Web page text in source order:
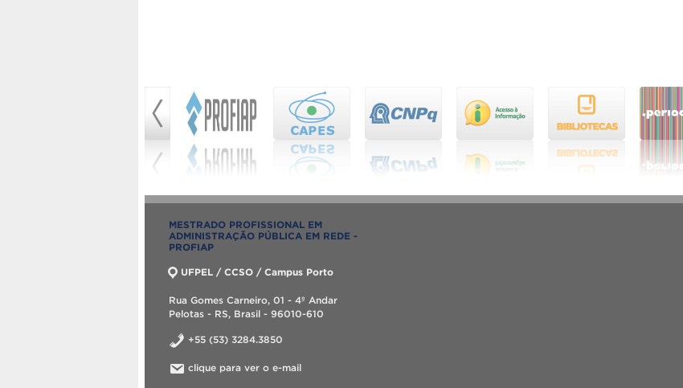
MESTRADO PROFISSIONAL EM
ADMINISTRAÇÃO PÚBLICA EM REDE -
PROFIAP
UFPEL / CCSO / Campus Porto
Rua Gomes Carneiro, 01 - 4º Andar
Pelotas - RS, Brasil - 96010-610
+55 (53) 3284.3850
clique para ver o e-mail